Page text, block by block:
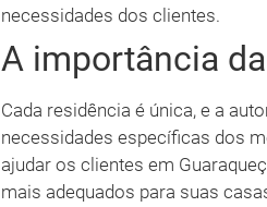
necessidades dos clientes.
A importância
Cada residência é única, e a
necessidades específicas dos
ajudar os clientes em
mais adequados para suas